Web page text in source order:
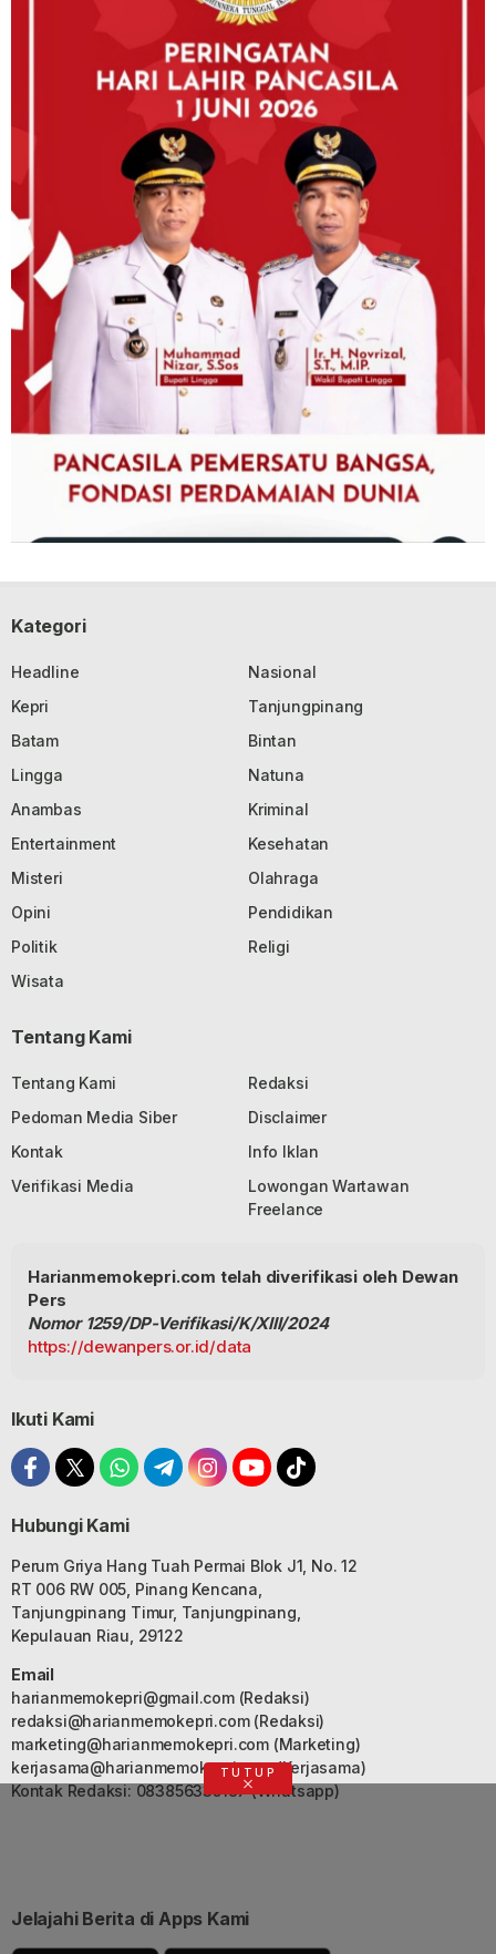
Kategori
Headline
Nasional
Kepri
Tanjungpinang
Batam
Bintan
Lingga
Natuna
Anambas
Kriminal
Entertainment
Kesehatan
Misteri
Olahraga
Opini
Pendidikan
Politik
Religi
Wisata
Tentang Kami
Tentang Kami
Redaksi
Pedoman Media Siber
Disclaimer
Kontak
Info Iklan
Verifikasi Media
Lowongan Wartawan
Freelance
Harianmemokepri.com telah diverifikasi oleh Dewan
Pers
Nomor 1259/DP-Verifikasi/K/XIII/2024
https://dewanpers.or.id/data
Ikuti Kami
Hubungi Kami
Perum Griya Hang Tuah Permai Blok J1, No. 12
RT 006 RW 005, Pinang Kencana,
Tanjungpinang Timur, Tanjungpinang,
Kepulauan Riau, 29122
Email
harianmemokepri@gmail.com(Redaksi)
redaksi@harianmemokepri.com(Redaksi)
marketing@harianmemokepri.com(Marketing)
kerjasama@harianmemokepri.com(Kerjasama)
Kontak Redaksi: 083856335187 (Whatsapp)
Jelajahi Berita di Apps Kami
TUTUP